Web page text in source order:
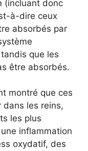
(incluant donc
à-dire ceux
absorbés par
que les
être absorbés.
montré que ces
dans les reins,
les plus
inflammation
oxydatif, des